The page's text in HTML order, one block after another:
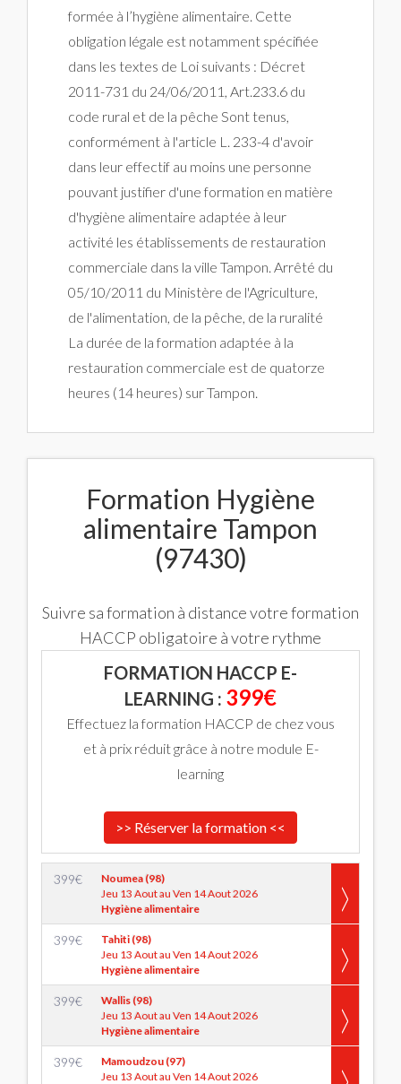
formée à l’hygiène alimentaire. Cette
obligation légale est notamment spécifiée
dans les textes de Loi suivants : Décret
2011-731 du 24/06/2011, Art.233.6 du
code rural et de la pêche Sont tenus,
conformément à l'article L. 233-4 d'avoir
dans leur effectif au moins une personne
pouvant justifier d'une formation en matière
d'hygiène alimentaire adaptée à leur
activité les établissements de restauration
commerciale dans la ville Tampon. Arrêté du
05/10/2011 du Ministère de l'Agriculture,
de l'alimentation, de la pêche, de la ruralité
La durée de la formation adaptée à la
restauration commerciale est de quatorze
heures (14 heures) sur Tampon.
Formation Hygiène
alimentaire Tampon
(97430)
Suivre sa formation à distance votre formation
HACCP obligatoire à votre rythme
FORMATION HACCP E-
LEARNING : 399€
Effectuez la formation HACCP de chez vous
et à prix réduit grâce à notre module E-
learning
>> Réserver la formation <<
399€
Noumea (98)
Jeu 13 Aout au Ven 14 Aout 2026
Hygiène alimentaire
399€
Tahiti (98)
Jeu 13 Aout au Ven 14 Aout 2026
Hygiène alimentaire
399€
Wallis (98)
Jeu 13 Aout au Ven 14 Aout 2026
Hygiène alimentaire
399€
Mamoudzou (97)
Jeu 13 Aout au Ven 14 Aout 2026